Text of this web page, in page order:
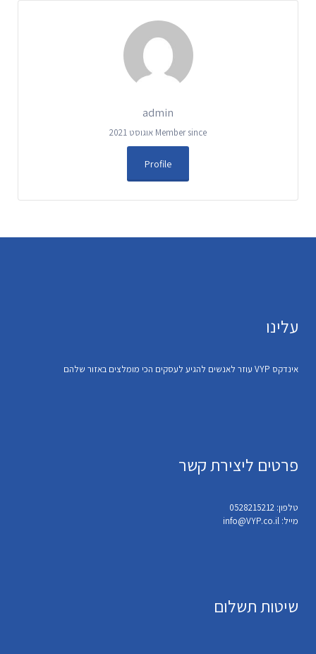
admin
Member since אוגוסט 2021
Profile
עלינו
אינדקס VYP עוזר לאנשים להגיע לעסקים הכי מומלצים באזור שלהם
פרטים ליצירת קשר
טלפון: 0528215212
מייל: info@VYP.co.il
שיטות תשלום